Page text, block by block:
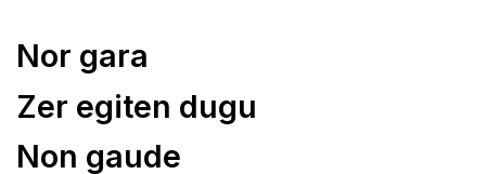
Nor gara
Zer egiten dugu
Non gaude